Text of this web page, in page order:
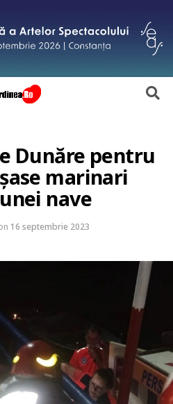
Dunăre pentru
marinari
nave
16 septembrie 2023